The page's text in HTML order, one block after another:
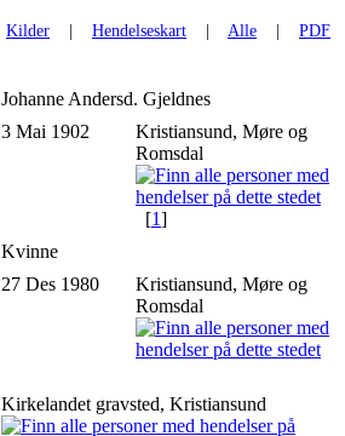
Kilder Hendelseskart Alle PDF
Johanne Andersd. Gjeldnes
3 Mai 1902
Kristiansund, Møre og
Romsdal
[1]
Kvinne
27 Des 1980
Kristiansund, Møre og
Romsdal
Kirkelandet gravsted, Kristiansund